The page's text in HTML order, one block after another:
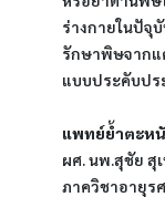
ร่างกายในปัจุ
รักษาพิษจากแ
แบบประคับปร
แพทย์ย้ำตะห
ผศ. นพ.สุชัย สุ
ภาควิชาอายุร